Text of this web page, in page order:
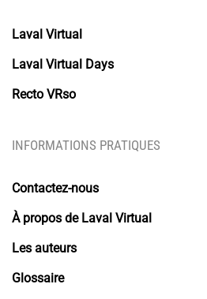
Laval Virtual
Laval Virtual Days
Recto VRso
INFORMATIONS PRATIQUES
Contactez-nous
À propos de Laval Virtual
Les auteurs
Glossaire